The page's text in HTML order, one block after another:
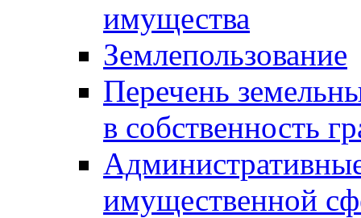
имущества
Землепользование
Перечень
в собственность
имущественной